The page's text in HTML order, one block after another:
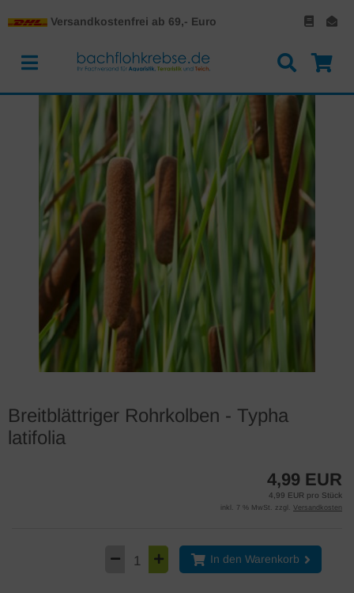
Versandkostenfrei ab 69,- Euro
Breitblättriger Rohrkolben - Typha
latifolia
4,99 EUR
4,99 EUR pro Stück
inkl. 7 % MwSt. zzgl. Versandkosten
In den Warenkorb